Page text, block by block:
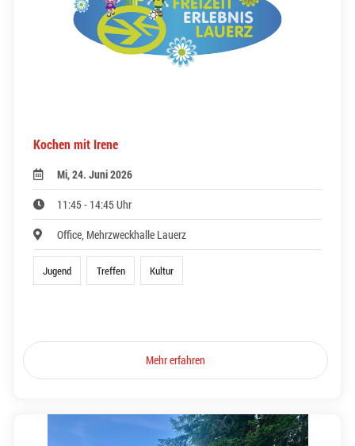
Kochen mit Irene
Mi, 24. Juni 2026
11:45 - 14:45 Uhr
Office, Mehrzweckhalle Lauerz
Jugend Treffen Kultur
Mehr erfahren